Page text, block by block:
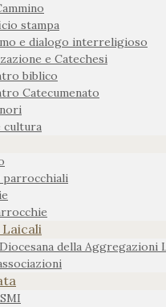
stampa
e dialogo interreligioso
e Catechesi
biblico
Catecumenato
cultura
parrocchiali
della Aggregazioni